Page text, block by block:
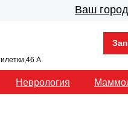
Неврология
Ваш
А.